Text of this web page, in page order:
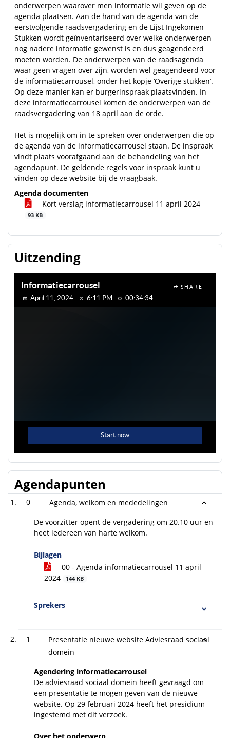
onderwerpen waarover men informatie wil geven op de
agenda plaatsen. Aan de hand van de agenda van de
eerstvolgende raadsvergadering en de Lijst Ingekomen
Stukken wordt geïnventariseerd over welke onderwerpen
nog nadere informatie gewenst is en dus geagendeerd
moeten worden. De onderwerpen van de raadsagenda
waar geen vragen over zijn, worden wel geagendeerd voor
de informatiecarrousel, onder het kopje ‘Overige stukken’.
Op deze manier kan er burgerinspraak plaatsvinden. In
deze informatiecarrousel komen de onderwerpen van de
raadsvergadering van 18 april aan de orde.
Het is mogelijk om in te spreken over onderwerpen die op
de agenda van de informatiecarrousel staan. De inspraak
vindt plaats voorafgaand aan de behandeling van het
agendapunt. De geldende regels voor inspraak kunt u
vinden op deze website bij de vraagbaak.
Agenda documenten
Kort verslag informatiecarrousel 11 april 2024
93 KB
Uitzending
Agendapunten
0
Agenda, welkom en mededelingen
De voorzitter opent de vergadering om 20.10 uur en
heet iedereen van harte welkom.
Bijlagen
00 - Agenda informatiecarrousel 11 april
2024
144 KB
Sprekers
1
Presentatie nieuwe website Adviesraad sociaal
domein
Agendering informatiecarrousel
De adviesraad sociaal domein heeft gevraagd om
een presentatie te mogen geven van de nieuwe
website. Op 29 februari 2024 heeft het presidium
ingestemd met dit verzoek.